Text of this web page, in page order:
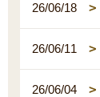
26/06/18
26/06/11
26/06/04